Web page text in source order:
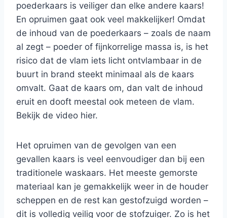
poederkaars is veiliger dan elke andere kaars!
En opruimen gaat ook veel makkelijker! Omdat
de inhoud van de poederkaars – zoals de naam
al zegt – poeder of fijnkorrelige massa is, is het
risico dat de vlam iets licht ontvlambaar in de
buurt in brand steekt minimaal als de kaars
omvalt. Gaat de kaars om, dan valt de inhoud
eruit en dooft meestal ook meteen de vlam.
Bekijk de video hier.
Het opruimen van de gevolgen van een
gevallen kaars is veel eenvoudiger dan bij een
traditionele waskaars. Het meeste gemorste
materiaal kan je gemakkelijk weer in de houder
scheppen en de rest kan gestofzuigd worden –
dit is volledig veilig voor de stofzuiger. Zo is het